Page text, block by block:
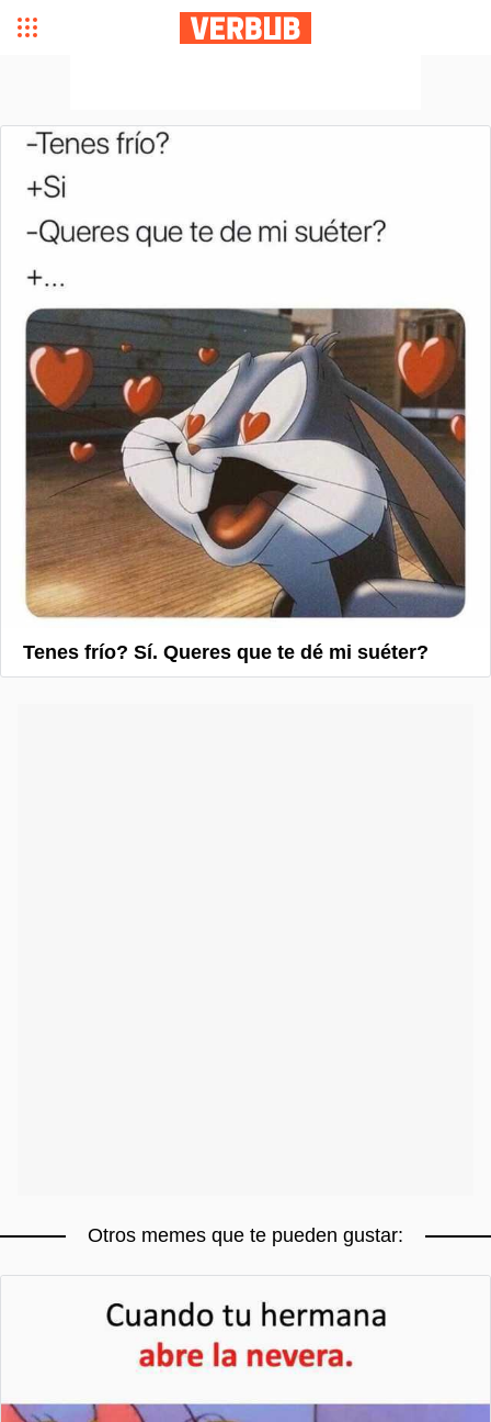
Tenes frío? Sí. Queres que te dé mi suéter?
Otros memes que te pueden gustar: